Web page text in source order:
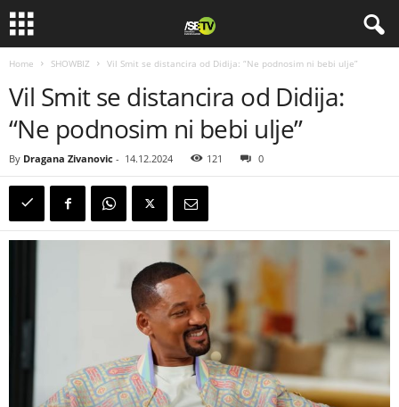
Home SHOWBIZ Vil Smit se distancira od Didija: “Ne podnosim ni bebi ulje”
Vil Smit se distancira od Didija:
“Ne podnosim ni bebi ulje”
By Dragana Zivanovic - 14.12.2024 121 0